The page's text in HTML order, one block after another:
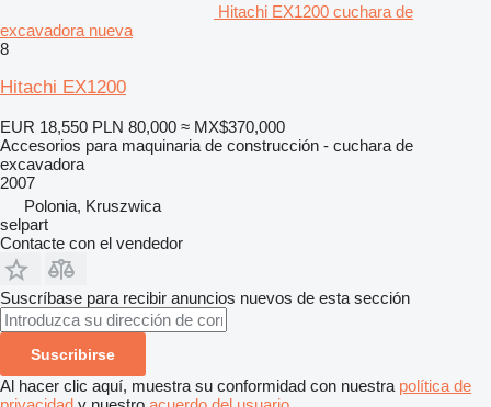
Hitachi EX1200 cuchara de
excavadora nueva
8
Hitachi EX1200
EUR 18,550 PLN 80,000 ≈ MX$370,000
Accesorios para maquinaria de construcción - cuchara de
excavadora
2007
Polonia, Kruszwica
selpart
Contacte con el vendedor
Suscríbase para recibir anuncios nuevos de esta sección
Suscribirse
Al hacer clic aquí, muestra su conformidad con nuestra política de